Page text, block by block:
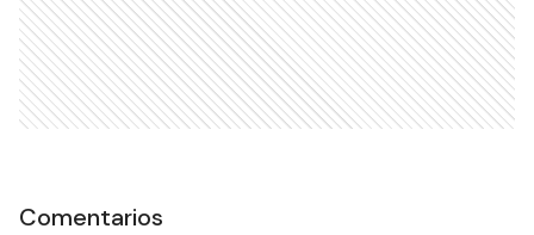
Comentarios